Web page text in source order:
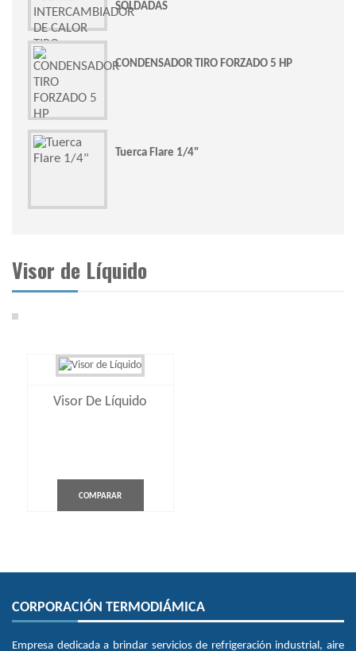
SOLDADAS
CONDENSADOR TIRO FORZADO 5 HP
Tuerca Flare 1/4"
Visor de Líquido
resultado
Visor De Líquido
COMPARAR
CORPORACIÓN TERMODIÁMICA
Empresa dedicada a brindar servicios de refrigeración industrial, aire